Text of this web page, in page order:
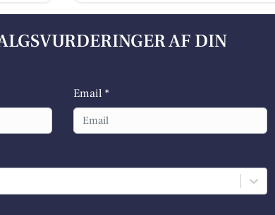
AF DIN
Email *